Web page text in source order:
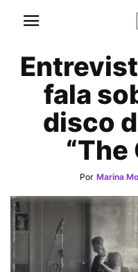
fala
disco
“The
Por Marina